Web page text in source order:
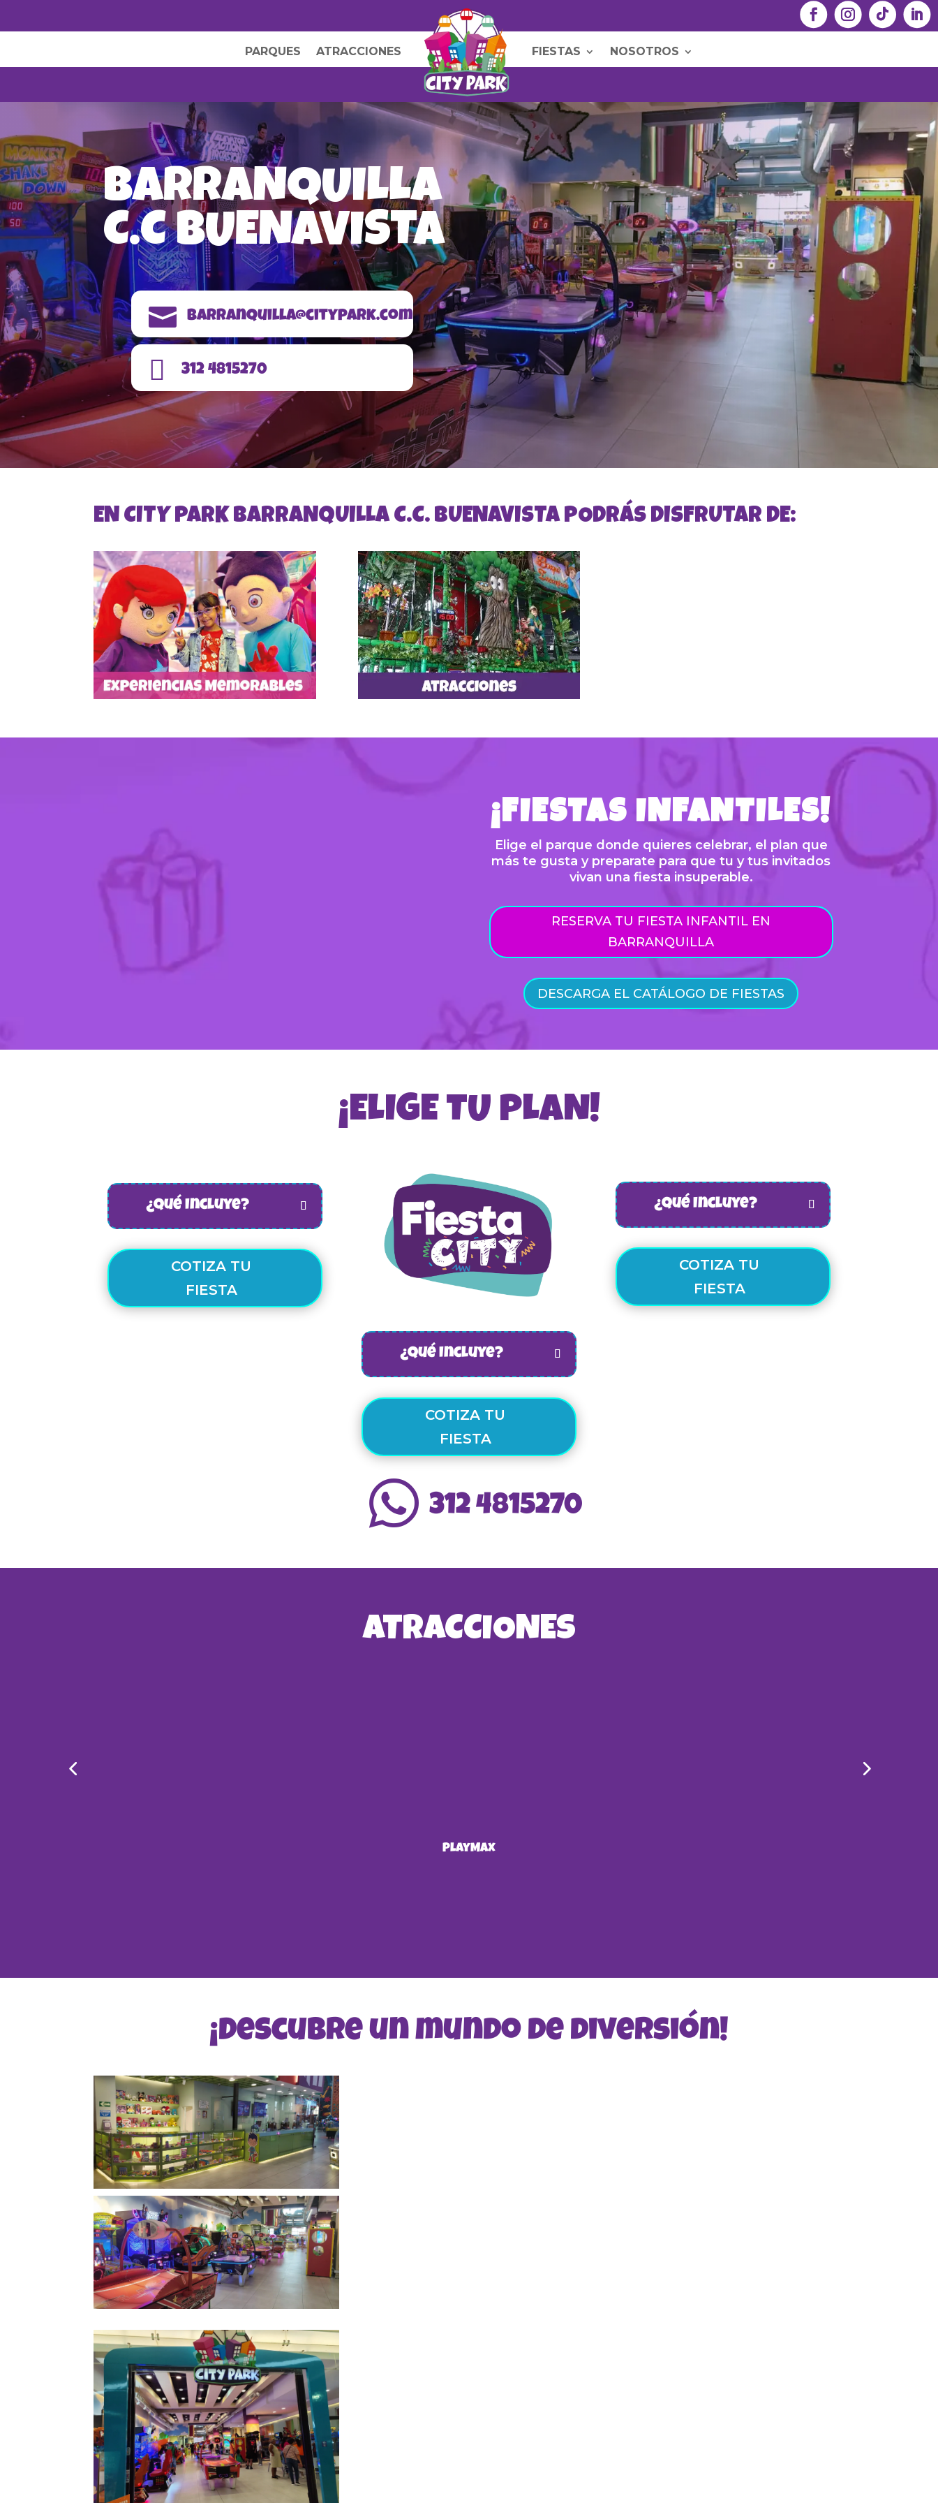
PARQUES ATRACCIONES FIESTAS NOSOTROS
BARRANQUILLA
C.C BUENAVISTA
 barranquilla@citypark.com.co
 312 4815270
EN CITY PARK BARRANQUILLA C.C. BUENAVISTA PODRÁS DISFRUTAR DE:
Experiencias
Memorables
¡Todos los fines de semana los superhéroes de
la diversión
Félix y Alegra
salen al parque a
repartir felicidad a todos nuestros visitantes!
Ver más
Ver atracciones
Playground
Barco pesquero
Conguito
Muros de escalar
¡Más diversión en máquinas de video!
Atracciones
¡FIESTAS INFANTILES!
Elige el parque donde quieres celebrar, el plan que
más te gusta y preparate para que tu y tus invitados
vivan una fiesta insuperable.
RESERVA TU FIESTA INFANTIL EN
BARRANQUILLA
DESCARGA EL CATÁLOGO DE FIESTAS
¡ELIGE TU PLAN!
¿Qué Incluye?
COTIZA TU
FIESTA
¿Qué Incluye?
COTIZA TU
FIESTA
¿Qué Incluye?
COTIZA TU
FIESTA
 312 4815270
ATRACCIONES
PlayMax
¡Descubre un mundo de diversión!